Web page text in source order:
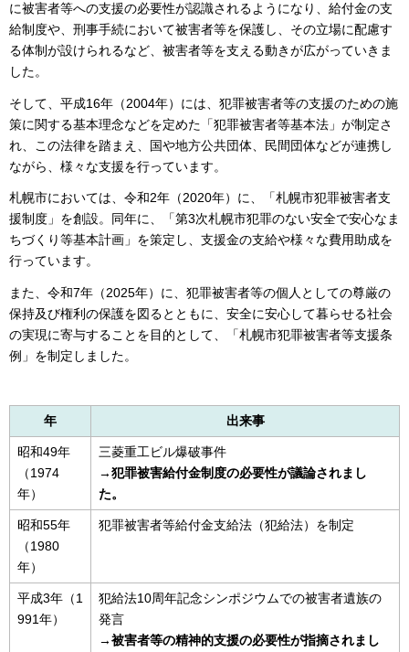
に被害者等への支援の必要性が認識されるようになり、給付金の支
給制度や、刑事手続において被害者等を保護し、その立場に配慮す
る体制が設けられるなど、被害者等を支える動きが広がっていきま
した。
そして、平成16年（2004年）には、犯罪被害者等の支援のための施
策に関する基本理念などを定めた「犯罪被害者等基本法」が制定さ
れ、この法律を踏まえ、国や地方公共団体、民間団体などが連携し
ながら、様々な支援を行っています。
札幌市においては、令和2年（2020年）に、「札幌市犯罪被害者支
援制度」を創設。同年に、「第3次札幌市犯罪のない安全で安心なま
ちづくり等基本計画」を策定し、支援金の支給や様々な費用助成を
行っています。
また、令和7年（2025年）に、犯罪被害者等の個人としての尊厳の
保持及び権利の保護を図るとともに、安全に安心して暮らせる社会
の実現に寄与することを目的として、「札幌市犯罪被害者等支援条
例」を制定しました。
年 出来事
昭和49年
（1974
年）
三菱重工ビル爆破事件
→犯罪被害給付金制度の必要性が議論されまし
た。
昭和55年
（1980
年）
犯罪被害者等給付金支給法（犯給法）を制定
平成3年（1
991年）
犯給法10周年記念シンポジウムでの被害者遺族の
発言
→被害者等の精神的支援の必要性が指摘されまし